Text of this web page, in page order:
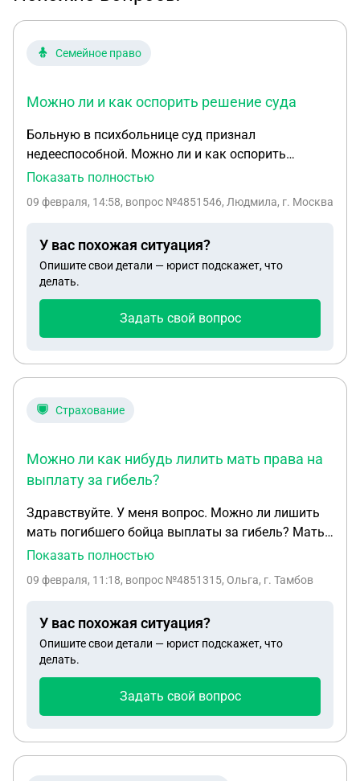
Семейное право
Можно ли и как оспорить решение суда
Больную в психбольнице суд признал
недееспособной. Можно ли и как оспорить
решение суда. Она многократно помещалась туда
по словам тети, насильно переместили органы
захламленности квартиры.
Показать полностью
09 февраля, 14:58, вопрос №4851546, Людмила, г. Москва
У вас похожая ситуация?
Опишите свои детали — юрист подскажет, что
делать.
Задать свой вопрос
Страхование
Можно ли как нибудь лилить мать права на
выплату за гибель?
Здравствуйте. У меня вопрос. Можно ли лишить
мать погибшего бойца выплаты за гибель? Мать
когда он был несовершеннолетним не
Я с погибшим замужем 5 лет. Знакома 6 лет за
когда сын ушёл на сво мы тоже не общаемся. Она
знала что сын на сво и не пыталась узнать как он
там и что с ним. Можно ли как нибудь лилить
Показать полностью
09 февраля, 11:18, вопрос №4851315, Ольга, г. Тамбов
У вас похожая ситуация?
Опишите свои детали — юрист подскажет, что
делать.
Задать свой вопрос